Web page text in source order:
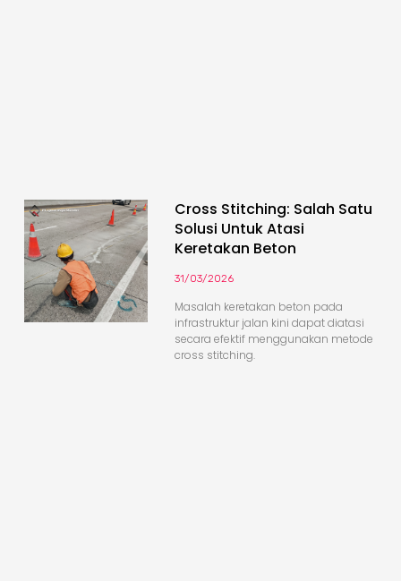
Cross Stitching: Salah Satu
Solusi Untuk Atasi
Keretakan Beton
31/03/2026
Masalah keretakan beton pada
infrastruktur jalan kini dapat diatasi
secara efektif menggunakan metode
cross stitching.